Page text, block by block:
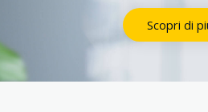
Scopri di